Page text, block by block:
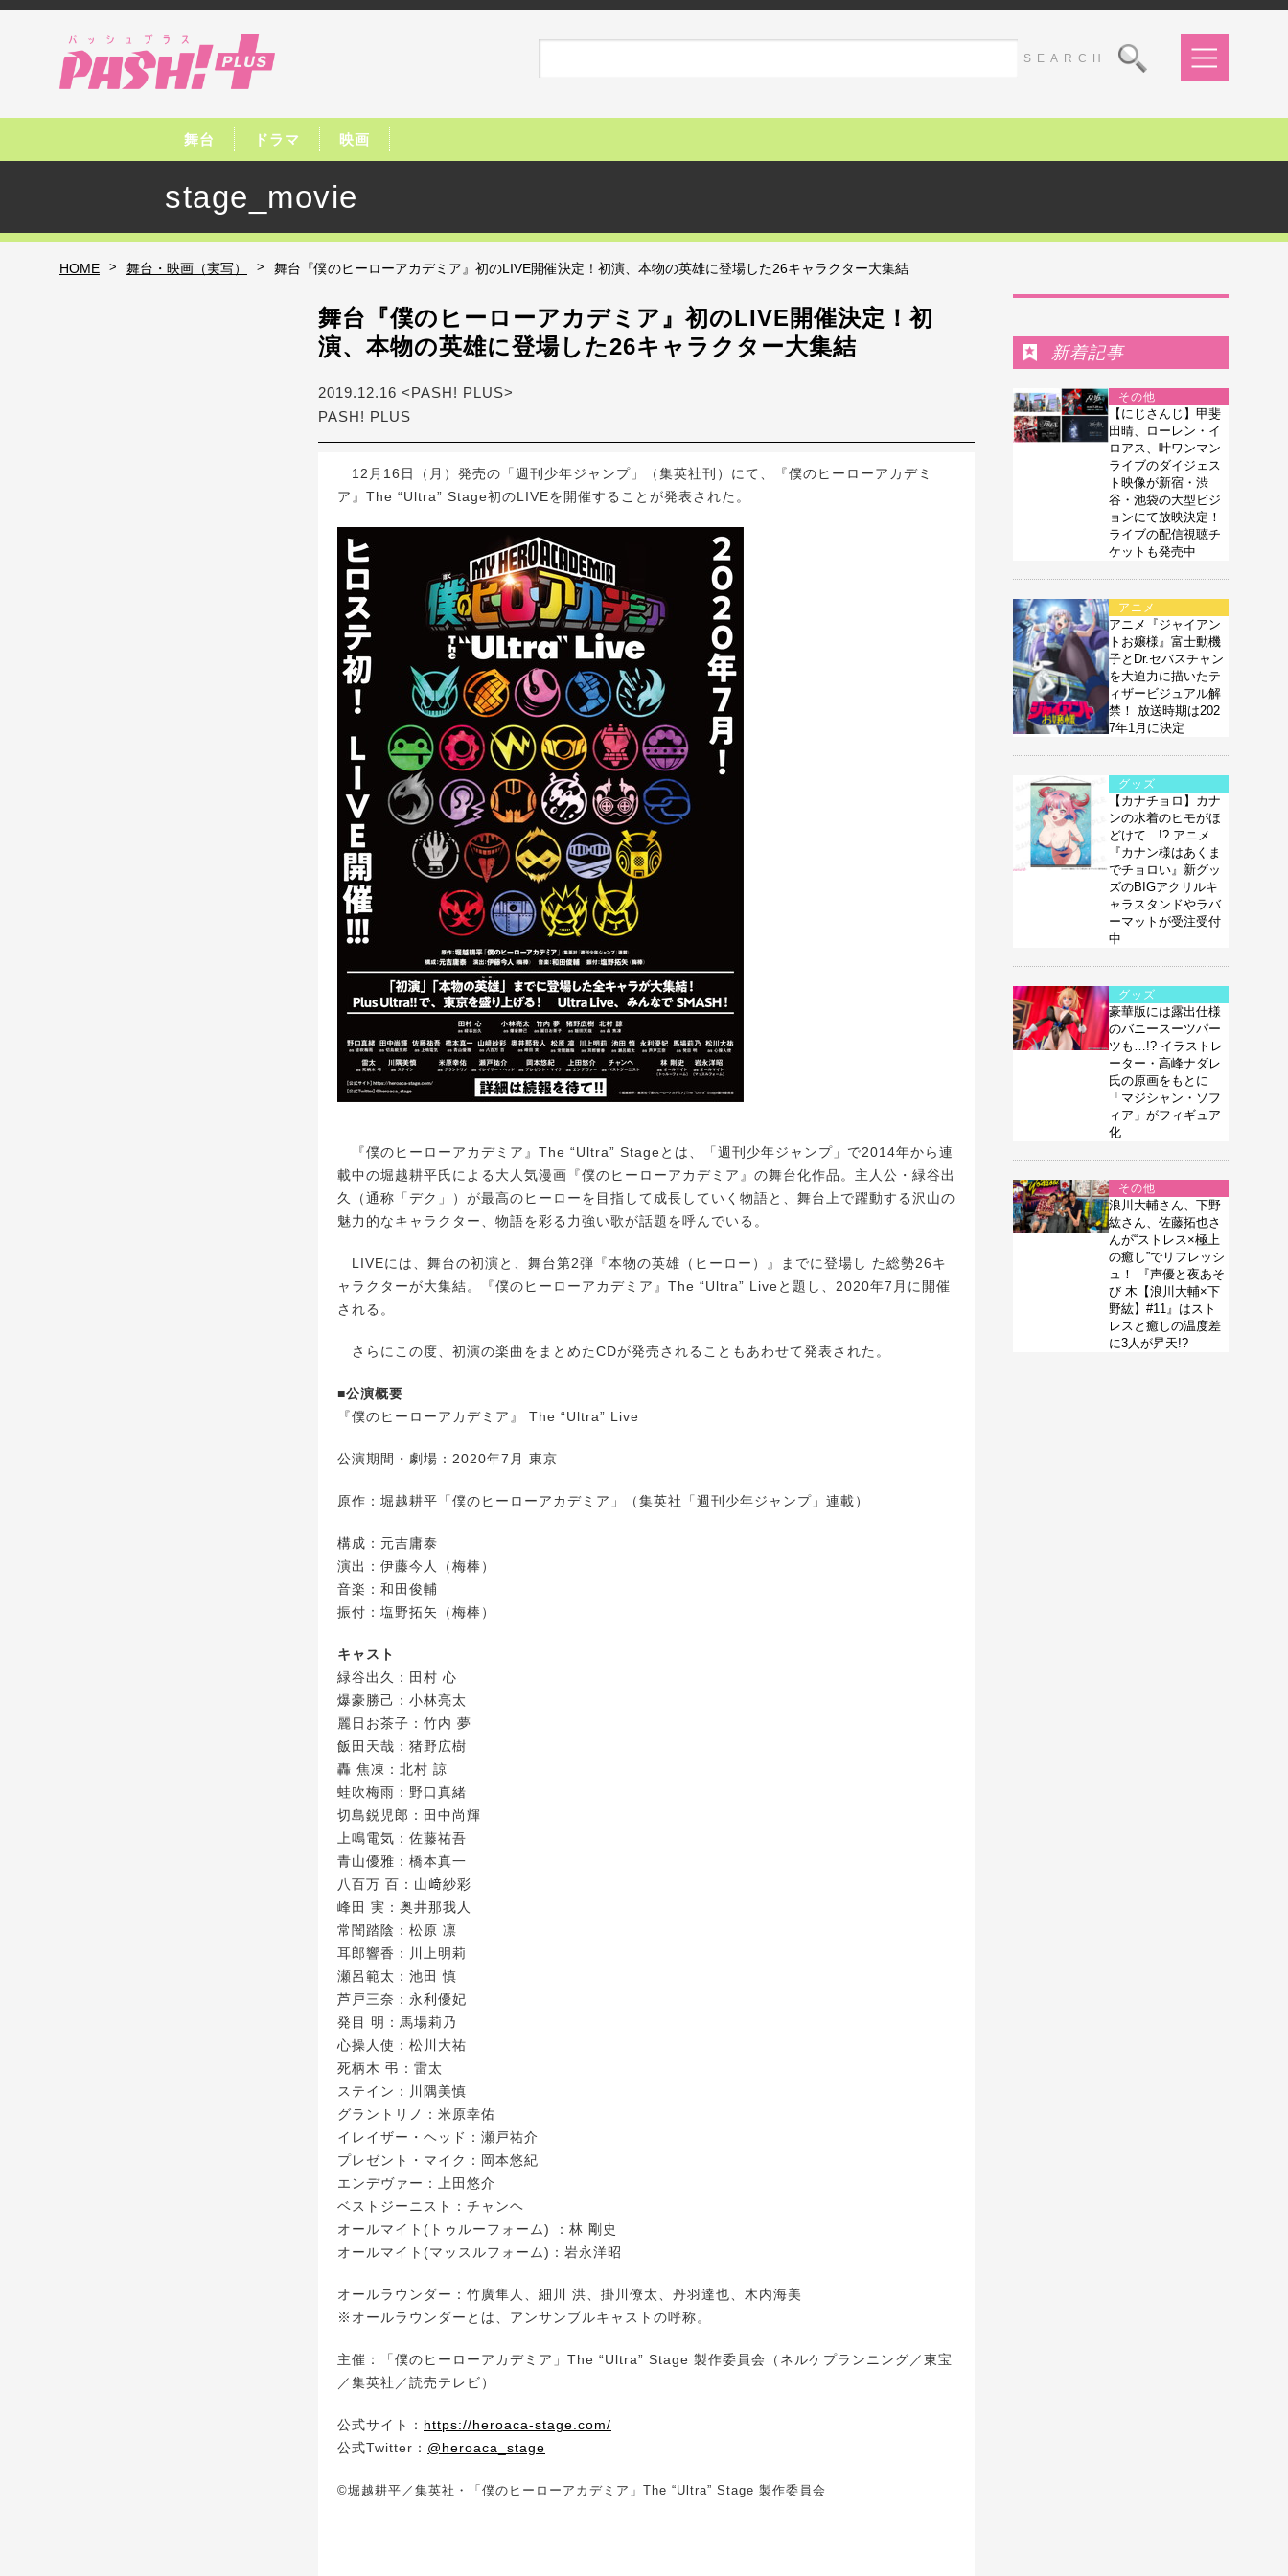
舞台 ドラマ 映画
stage_movie
HOME > 舞台・映画（実写） > 舞台『僕のヒーローアカデミア』初のLIVE開催決定！初演、本物の英雄に登場した26キャラクター大集結
舞台『僕のヒーローアカデミア』初のLIVE開催決定！初
演、本物の英雄に登場した26キャラクター大集結
2019.12.16 <PASH! PLUS>
PASH! PLUS
12月16日（月）発売の「週刊少年ジャンプ」（集英社刊）にて、『僕のヒーローアカデミ
ア』The “Ultra” Stage初のLIVEを開催することが発表された。
『僕のヒーローアカデミア』The “Ultra” Stageとは、「週刊少年ジャンプ」で2014年から連
載中の堀越耕平氏による大人気漫画『僕のヒーローアカデミア』の舞台化作品。主人公・緑谷出
久（通称「デク」）が最高のヒーローを目指して成長していく物語と、舞台上で躍動する沢山の
魅力的なキャラクター、物語を彩る力強い歌が話題を呼んでいる。
LIVEには、舞台の初演と、舞台第2弾『本物の英雄（ヒーロー）』までに登場し た総勢26キ
ャラクターが大集結。『僕のヒーローアカデミア』The “Ultra” Liveと題し、2020年7月に開催
される。
さらにこの度、初演の楽曲をまとめたCDが発売されることもあわせて発表された。
■公演概要
『僕のヒーローアカデミア』 The “Ultra” Live
公演期間・劇場：2020年7月 東京
原作：堀越耕平「僕のヒーローアカデミア」（集英社「週刊少年ジャンプ」連載）
構成：元吉庸泰
演出：伊藤今人（梅棒）
音楽：和田俊輔
振付：塩野拓矢（梅棒）
キャスト
緑谷出久：田村 心
爆豪勝己：小林亮太
麗日お茶子：竹内 夢
飯田天哉：猪野広樹
轟 焦凍：北村 諒
蛙吹梅雨：野口真緒
切島鋭児郎：田中尚輝
上鳴電気：佐藤祐吾
青山優雅：橋本真一
八百万 百：山﨑紗彩
峰田 実：奥井那我人
常闇踏陰：松原 凛
耳郎響香：川上明莉
瀬呂範太：池田 慎
芦戸三奈：永利優妃
発目 明：馬場莉乃
心操人使：松川大祐
死柄木 弔：雷太
ステイン：川隅美慎
グラントリノ：米原幸佑
イレイザー・ヘッド：瀬戸祐介
プレゼント・マイク：岡本悠紀
エンデヴァー：上田悠介
ベストジーニスト：チャンヘ
オールマイト(トゥルーフォーム) ：林 剛史
オールマイト(マッスルフォーム)：岩永洋昭
オールラウンダー：竹廣隼人、細川 洪、掛川僚太、丹羽達也、木内海美
※オールラウンダーとは、アンサンブルキャストの呼称。
主催：「僕のヒーローアカデミア」The “Ultra” Stage 製作委員会（ネルケプランニング／東宝
／集英社／読売テレビ）
公式サイト： https://heroaca-stage.com/
公式Twitter： @heroaca_stage
©堀越耕平／集英社・「僕のヒーローアカデミア」The “Ultra” Stage 製作委員会
新着記事
その他
【にじさんじ】甲斐
田晴、ローレン・イ
ロアス、叶ワンマン
ライブのダイジェス
ト映像が新宿・渋
谷・池袋の大型ビジ
ョンにて放映決定！
ライブの配信視聴チ
ケットも発売中
アニメ
アニメ『ジャイアン
トお嬢様』富士動機
子とDr.セバスチャン
を大迫力に描いたテ
ィザービジュアル解
禁！ 放送時期は202
7年1月に決定
グッズ
【カナチョロ】カナ
ンの水着のヒモがほ
どけて…!? アニメ
『カナン様はあくま
でチョロい』新グッ
ズのBIGアクリルキ
ャラスタンドやラバ
ーマットが受注受付
中
グッズ
豪華版には露出仕様
のバニースーツパー
ツも…!? イラストレ
ーター・高峰ナダレ
氏の原画をもとに
「マジシャン・ソフ
ィア」がフィギュア
化
その他
浪川大輔さん、下野
紘さん、佐藤拓也さ
んが“ストレス×極上
の癒し”でリフレッシ
ュ！ 『声優と夜あそ
び 木【浪川大輔×下
野紘】#11』はスト
レスと癒しの温度差
に3人が昇天!?